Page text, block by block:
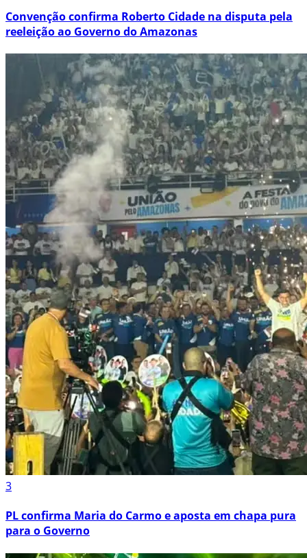
Convenção confirma Roberto Cidade na disputa pela
reeleição ao Governo do Amazonas
3
PL confirma Maria do Carmo e aposta em chapa pura
para o Governo